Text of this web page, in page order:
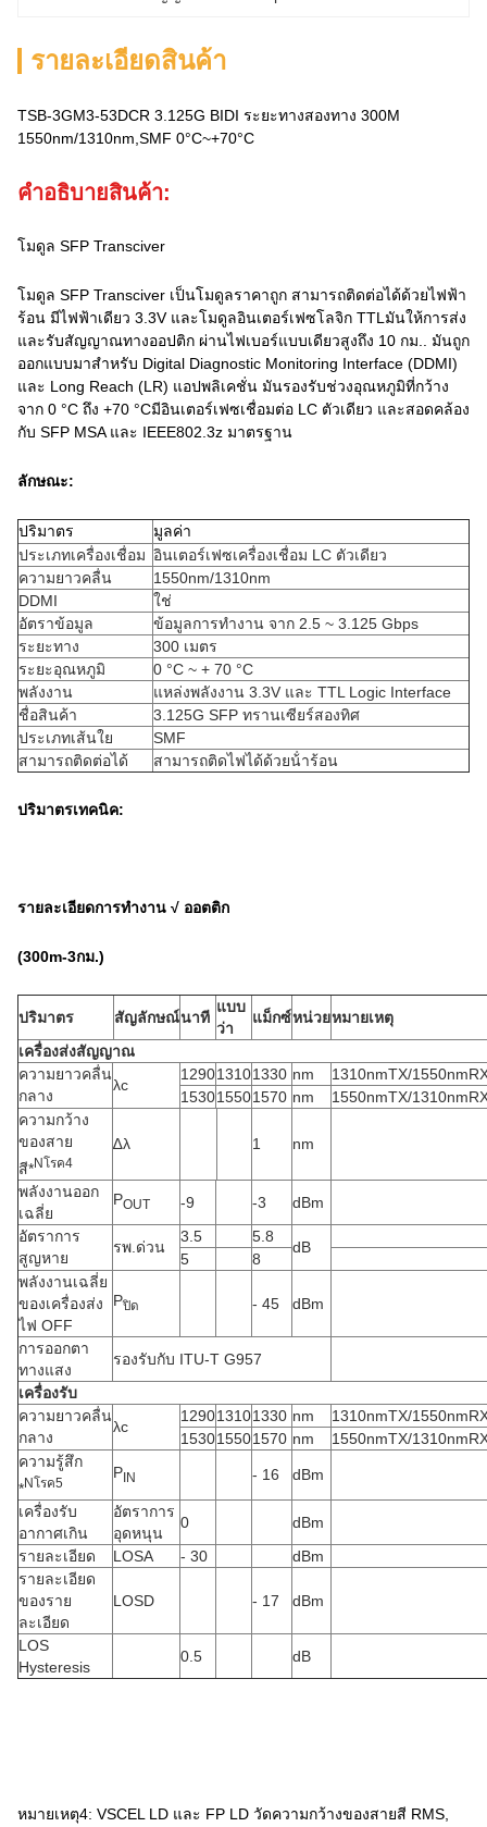
รายละเอียดสินค้า
TSB-3GM3-53DCR 3.125G BIDI ระยะทางสองทาง 300M
1550nm/1310nm,SMF 0°C~+70°C
คําอธิบายสินค้า:
โมดูล SFP Transciver
โมดูล SFP Transciver เป็นโมดูลราคาถูก สามารถติดต่อได้ด้วยไฟฟ้า
ร้อน มีไฟฟ้าเดียว 3.3V และโมดูลอินเตอร์เฟซโลจิก TTLมันให้การส่ง
และรับสัญญาณทางออปติก ผ่านไฟเบอร์แบบเดียวสูงถึง 10 กม.. มันถูก
ออกแบบมาสําหรับ Digital Diagnostic Monitoring Interface (DDMI)
และ Long Reach (LR) แอปพลิเคชั่น มันรองรับช่วงอุณหภูมิที่กว้าง
จาก 0 °C ถึง +70 °Cมีอินเตอร์เฟซเชื่อมต่อ LC ตัวเดียว และสอดคล้อง
กับ SFP MSA และ IEEE802.3z มาตรฐาน
ลักษณะ:
ปริมาตร
มูลค่า
ประเภทเครื่องเชื่อม อินเตอร์เฟซเครื่องเชื่อม LC ตัวเดียว
ความยาวคลื่น
1550nm/1310nm
DDMI
ใช่
อัตราข้อมูล
ข้อมูลการทํางาน จาก 2.5 ~ 3.125 Gbps
ระยะทาง
300 เมตร
ระยะอุณหภูมิ
0 °C ~ + 70 °C
พลังงาน
แหล่งพลังงาน 3.3V และ TTL Logic Interface
ชื่อสินค้า
3.125G SFP ทรานเซียร์สองทิศ
ประเภทเส้นใย
SMF
สามารถติดต่อได้
สามารถติดไฟได้ด้วยน้ําร้อน
ปริมาตรเทคนิค:
รายละเอียดการทํางาน √ ออตติก
(300m-3กม.)
ปริมาตร สัญลักษณ์นาที
แบบ
ว่า
แม็กซ์หน่วยหมายเหตุ
เครื่องส่งสัญญาณ
ความยาวคลื่น
กลาง
λc
129013101330 nm
1310nmTX/
153015501570 nm
1550nmTX/
ความกว้าง
ของสาย
สี*Nโรค4
∆λ 1 nm
พลังงานออก
เฉลี่ย
POUT -9 -3
dBm
อัตราการ
สูญหาย
รพ.ด่วน
3.5 5.8
dB
5
8
พลังงานเฉลี่ย
ของเครื่องส่ง
ไฟ OFF
Pปิด - 45 dBm
การออกตา
ทางแสง
รองรับกับ ITU-T G957
เครื่องรับ
ความยาวคลื่น
กลาง
λc
129013101330 nm
1310nmTX/
153015501570 nm
1550nmTX/
ความรู้สึก
*Nโรค5
PIN - 16 dBm
เครื่องรับ
อากาศเกิน
อัตราการ
อุดหนุน
0
dBm
รายละเอียด
LOSA - 30
dBm
รายละเอียด
ของราย
ละเอียด
LOSD - 17 dBm
LOS
Hysteresis
0.5 dB
หมายเหตุ4: VSCEL LD และ FP LD วัดความกว้างของสายสี RMS,